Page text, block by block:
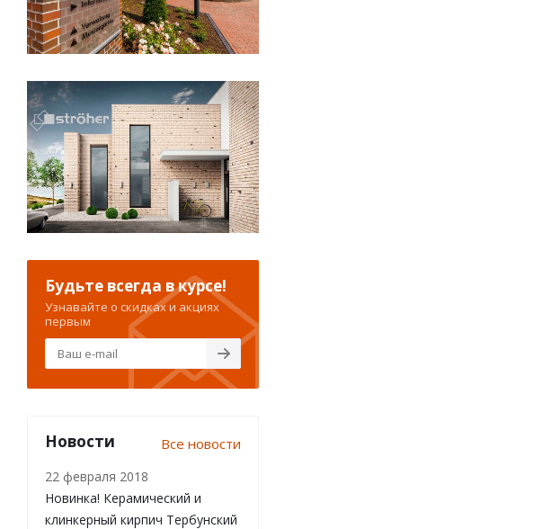
Будьте всегда в курсе!
Узнавайте о скидках и акциях
первым
Новости Все новости
22 февраля 2018
Новинка! Керамический и
клинкерный кирпич Тербунский